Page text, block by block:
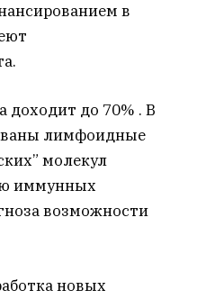
в
доходит до 70% . В
лимфоидные
молекул
иммунных
возможности
новых